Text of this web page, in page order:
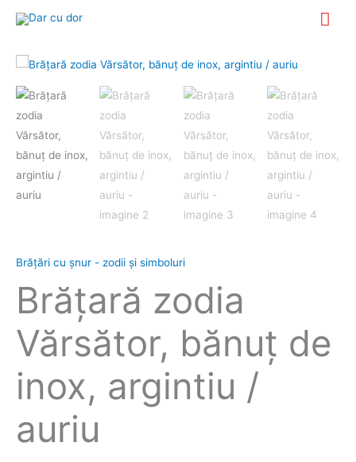
Brățări cu șnur - zodii și simboluri
Brăţară zodia
Vărsător, bănuţ de
inox, argintiu /
auriu
Cantitate
Brăţară
zodia
Vărsător,
bănuţ
de
inox,
argintiu